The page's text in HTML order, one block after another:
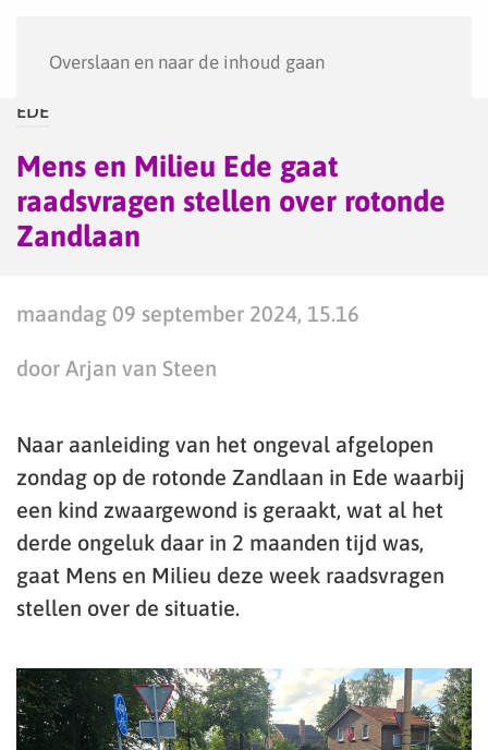
Overslaan en naar de inhoud gaan
EDE
Mens en Milieu Ede gaat
raadsvragen stellen over rotonde
Zandlaan
maandag 09 september 2024, 15.16
door Arjan van Steen
Naar aanleiding van het ongeval afgelopen
zondag op de rotonde Zandlaan in Ede waarbij
een kind zwaargewond is geraakt, wat al het
derde ongeluk daar in 2 maanden tijd was,
gaat Mens en Milieu deze week raadsvragen
stellen over de situatie.